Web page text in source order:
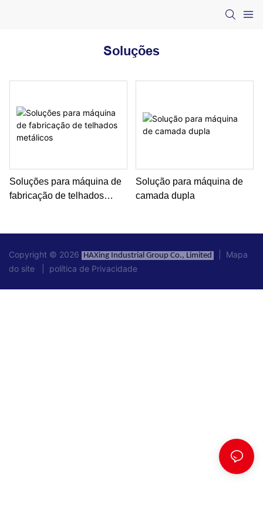
Soluções
Soluções para máquina de
fabricação de telhados
Solução para máquina de
camada dupla
Copyright © 2026 HAXing Industrial Group Co., Limited
Mapa
do site
política de Privacidade